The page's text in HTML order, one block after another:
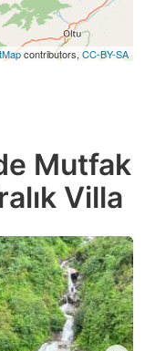
contributors, CC-BY-SA
Mutfak
Villa